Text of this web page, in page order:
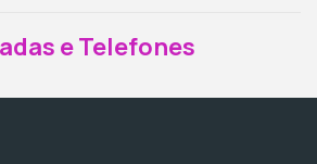
e Telefones